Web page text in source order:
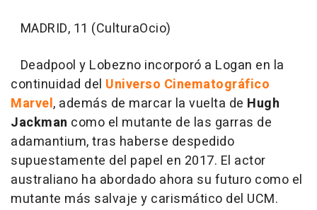
MADRID, 11 (CulturaOcio)
Deadpool y Lobezno incorporó a Logan en la
continuidad del Universo Cinematográfico
Marvel, además de marcar la vuelta de Hugh
Jackman como el mutante de las garras de
adamantium, tras haberse despedido
supuestamente del papel en 2017. El actor
australiano ha abordado ahora su futuro como el
mutante más salvaje y carismático del UCM.